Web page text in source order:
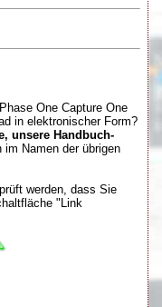
One Capture One
in elektronischer Form?
unsere Handbuch-
im Namen der übrigen
werden, dass Sie
"Link